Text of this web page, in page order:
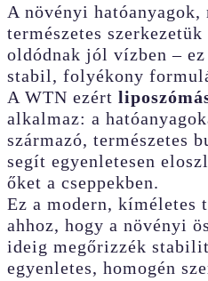
A növényi
természetes
oldódnak jól vízben –
stabil, folyékony
A WTN ezért
alkalmaz: a
származó, természetes
segít egyenletesen
őket a cseppekben.
Ez a modern, kíméletes
ahhoz, hogy a növényi
ideig megőrizzék
egyenletes, homogén